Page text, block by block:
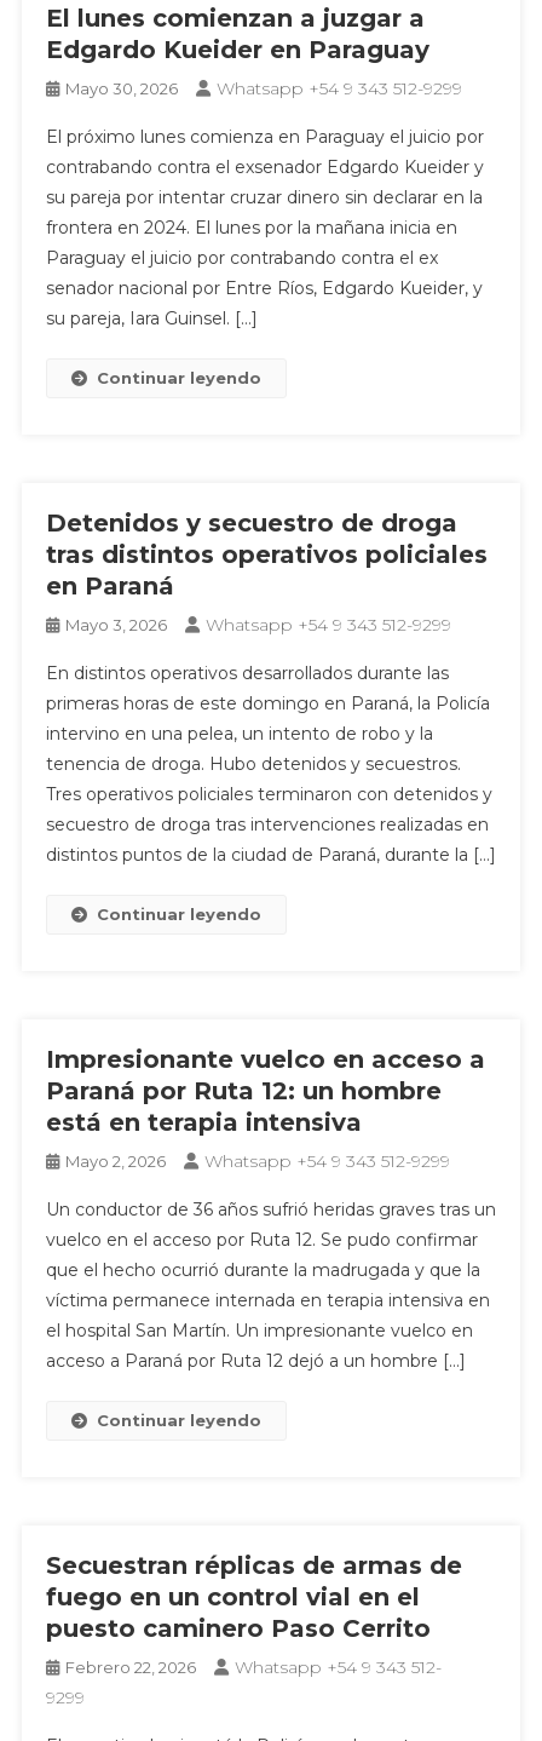
El lunes comienzan a juzgar a
Edgardo Kueider en Paraguay
Mayo 30, 2026 Whatsapp +54 9 343 512-9299
El próximo lunes comienza en Paraguay el juicio por
contrabando contra el exsenador Edgardo Kueider y
su pareja por intentar cruzar dinero sin declarar en la
frontera en 2024. El lunes por la mañana inicia en
Paraguay el juicio por contrabando contra el ex
senador nacional por Entre Ríos, Edgardo Kueider, y
su pareja, Iara Guinsel. […]
Continuar leyendo
Detenidos y secuestro de droga
tras distintos operativos policiales
en Paraná
Mayo 3, 2026 Whatsapp +54 9 343 512-9299
En distintos operativos desarrollados durante las
primeras horas de este domingo en Paraná, la Policía
intervino en una pelea, un intento de robo y la
tenencia de droga. Hubo detenidos y secuestros.
Tres operativos policiales terminaron con detenidos y
secuestro de droga tras intervenciones realizadas en
distintos puntos de la ciudad de Paraná, durante la […]
Continuar leyendo
Impresionante vuelco en acceso a
Paraná por Ruta 12: un hombre
está en terapia intensiva
Mayo 2, 2026 Whatsapp +54 9 343 512-9299
Un conductor de 36 años sufrió heridas graves tras un
vuelco en el acceso por Ruta 12. Se pudo confirmar
que el hecho ocurrió durante la madrugada y que la
víctima permanece internada en terapia intensiva en
el hospital San Martín. Un impresionante vuelco en
acceso a Paraná por Ruta 12 dejó a un hombre […]
Continuar leyendo
Secuestran réplicas de armas de
fuego en un control vial en el
puesto caminero Paso Cerrito
Febrero 22, 2026
Whatsapp +54 9 343 512-
9299